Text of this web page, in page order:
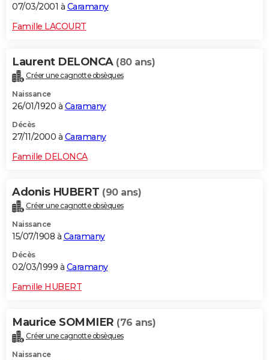
07/03/2001 à Caramany
Famille LACOURT
Laurent DELONCA (80 ans)
Créer une cagnotte obsèques
Naissance
26/01/1920 à Caramany
Décès
27/11/2000 à Caramany
Famille DELONCA
Adonis HUBERT (90 ans)
Créer une cagnotte obsèques
Naissance
15/07/1908 à Caramany
Décès
02/03/1999 à Caramany
Famille HUBERT
Maurice SOMMIER (76 ans)
Créer une cagnotte obsèques
Naissance